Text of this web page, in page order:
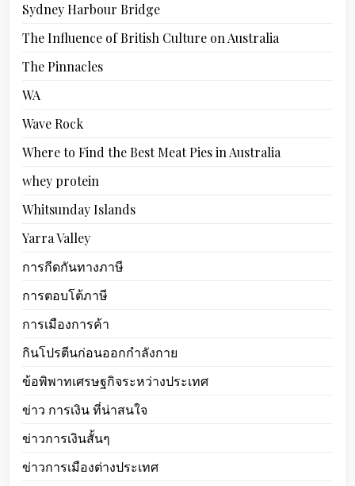
Sydney Harbour Bridge
The Influence of British Culture on Australia
The Pinnacles
WA
Wave Rock
Where to Find the Best Meat Pies in Australia
whey protein
Whitsunday Islands
Yarra Valley
การกีดกันทางภาษี
การตอบโต้ภาษี
การเมืองการค้า
กินโปรตีนก่อนออกกำลังกาย
ข้อพิพาทเศรษฐกิจระหว่างประเทศ
ข่าว การเงิน ที่น่าสนใจ
ข่าวการเงินสั้นๆ
ข่าวการเมืองต่างประเทศ